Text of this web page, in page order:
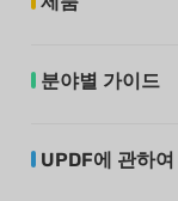
분야별 가이드
UPDF에 관하여